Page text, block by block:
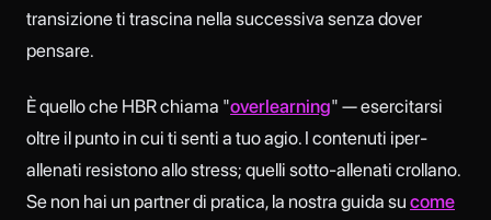
transizione ti trascina nella successiva senza dover
pensare.
È quello che HBR chiama "overlearning" — esercitarsi
oltre il punto in cui ti senti a tuo agio. I contenuti iper-
allenati resistono allo stress; quelli sotto-allenati crollano.
Se non hai un partner di pratica, la nostra guida su come